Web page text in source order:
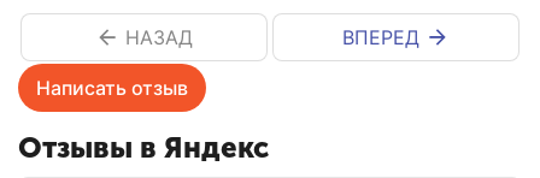
НАЗАД ВПЕРЕД
Написать отзыв
Отзывы в Яндекс